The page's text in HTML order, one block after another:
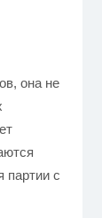
она не
партии с